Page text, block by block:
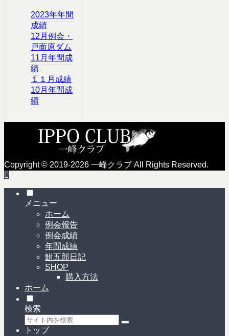
2023年年間
成績
12月例会・
戸面原ダム
11月年間成
績
１１月成績
10月年間成
績
Copyright © 2019-2026 一峰クラブ All Rights Reserved.
メニュー
ホーム
例会報告
例会成績
年間成績
鮒五郎日記
SHOP
購入方法
ホーム
検索
トップ